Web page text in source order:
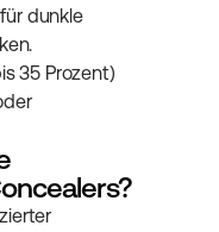
dunkle
35 Prozent)